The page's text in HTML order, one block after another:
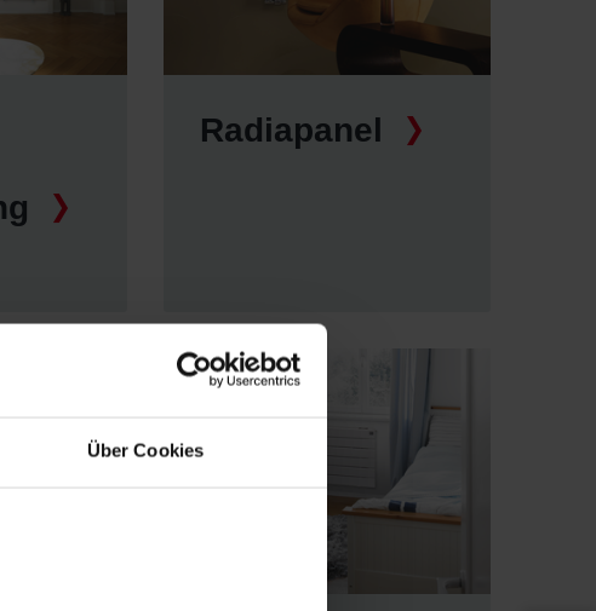
Über Cookies
Radiapanel